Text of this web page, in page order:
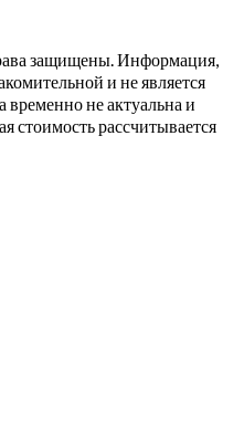
защищены. Информация,
и не является
не актуальна и
стоимость рассчитывается